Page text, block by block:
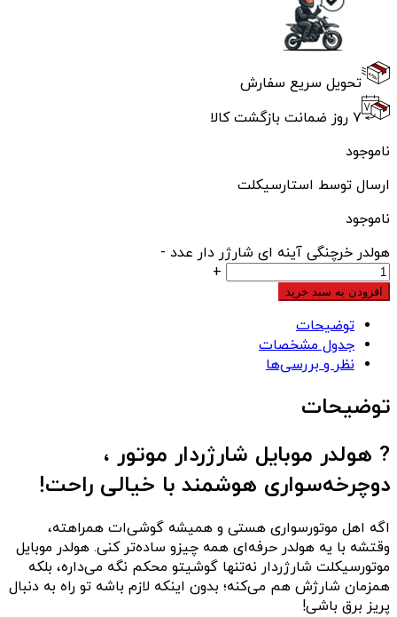
تحویل سریع سفارش
۷ روز ضمانت بازگشت کالا
ناموجود
ارسال توسط استارسیکلت
ناموجود
هولدر خرچنگی آینه ای شارژر دار عدد -
+
افزودن به سبد خرید
توضیحات
جدول مشخصات
نظر و بررسی‌ها
توضیحات
? هولدر موبایل شارژردار موتور ،
دوچرخه‌سواری هوشمند با خیالی راحت!
اگه اهل موتورسواری هستی و همیشه گوشی‌ات همراهته،
وقتشه با یه هولدر حرفه‌ای همه چیزو ساده‌تر کنی. هولدر موبایل
موتورسیکلت شارژردار نه‌تنها گوشیتو محکم نگه می‌داره، بلکه
همزمان شارژش هم می‌کنه؛ بدون اینکه لازم باشه تو راه به دنبال
پریز برق باشی!